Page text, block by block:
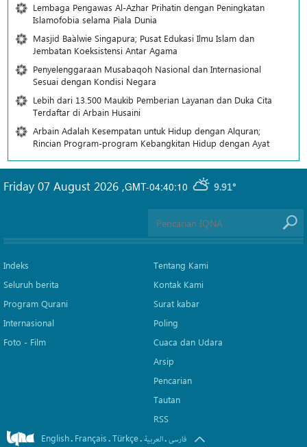
Lembaga Pengawas Al-Azhar Prihatin dengan Peningkatan
Islamofobia selama Piala Dunia
Masjid Ba`alwie Singapura; Pusat Edukasi Ilmu Islam dan
Jembatan Koeksistensi Antar Agama
Penyelenggaraan Musabaqoh Nasional dan Internasional
Sesuai dengan Kondisi Negara
Lebih dari 13.500 Maukib Pemberian Layanan dan Duka Cita
Terdaftar di Arbain Husaini
Arbain Adalah Kesempatan untuk Hidup dengan Alquran;
Rincian Program-program Kebangkitan Hidup dengan Ayat
GMT-04:40:10 9.91°
Friday 07 August 2026 ,
Indeks
Seluruh berita
Program Qurani
Internasional
Foto - Film
Tentang Kami
Kontak Kami
Surat kabar
Poling
Cuaca dan Udara
Arsip
Pencarian
Tautan
RSS
English. Français.Türkçe. العربیة.فارسی